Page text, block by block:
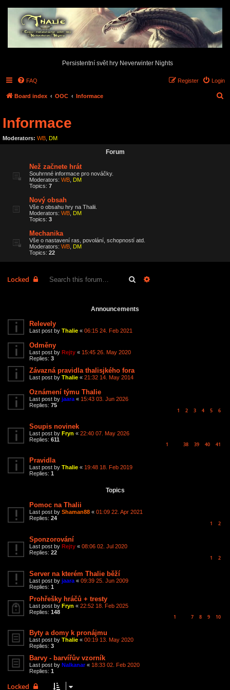
Persistentní svět hry Neverwinter Nights
FAQ Login
Register
Board index OOC Informace
c
Informace
Moderators: WB DM
Forum
Než začnete hrát
Souhrnné informace pro nováčky.
Moderators: WB DM
Topics: 7
Nový obsah
Vše o obsahu hry na Thalii.
Moderators: WB DM
Topics: 3
Mechanika
Vše o nastavení ras, povolání, schopností atd.
Moderators: WB DM
Topics: 22
Locked Search
Announcements
Relevely
Last post by Thalie « 06:15 24. Feb 2021
Odměny
Last post by Rejty « 15:45 26. May 2020
Replies: 3
Závazná pravidla thalisjkého fora
Last post by Thalie « 21:32 14. May 2014
Oznámení týmu Thalie
Last post by jaara « 15:43 03. Jun 2026
Replies: 75
1 2 3 4 5 6
Soupis novinek
Last post by Fryn « 22:40 07. May 2026
Replies: 611
1 38 39 40 41
Pravidla
Last post by Thalie « 19:48 18. Feb 2019
Replies: 1
Topics
Pomoc na Thalii
Last post by Shaman88 « 01:09 22. Apr 2021
Replies: 24
1 2
Sponzorování
Last post by Rejty « 08:06 02. Jul 2020
Replies: 22
1 2
Server na kterém Thalie běží
Last post by jaara « 09:39 25. Jun 2009
Replies: 1
Prohřešky hráčů + tresty
Last post by Fryn « 22:52 18. Feb 2025
Replies: 148
1 7 8 9 10
Byty a domy k pronájmu
Last post by Thalie « 00:19 13. May 2020
Replies: 3
Barvy - barvířův vzorník
Last post by Nalkanar« 18:33 02. Feb 2020
Replies: 1
Locked